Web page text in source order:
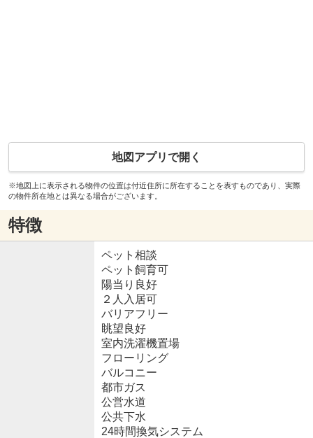
地図アプリで開く
※地図上に表示される物件の位置は付近住所に所在することを表すものであり、実際
の物件所在地とは異なる場合がございます。
特徴
ペット相談
ペット飼育可
陽当り良好
２人入居可
バリアフリー
眺望良好
室内洗濯機置場
フローリング
バルコニー
都市ガス
公営水道
公共下水
24時間換気システム